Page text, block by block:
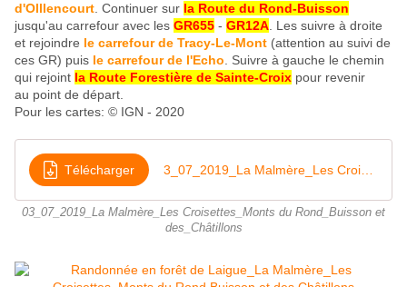
d'Olllencourt . Continuer sur la Route du Rond-Buisson
jusqu'au carrefour avec les GR655 - GR12A . Les suivre à droite
et rejoindre le carrefour de Tracy-Le-Mont (attention au suivi de
ces GR) puis le carrefour de l'Echo . Suivre à gauche le chemin
qui rejoint la Route Forestière de Sainte-Croix pour revenir
au point de départ.
Pour les cartes: © IGN - 2020
Télécharger
03_07_2019_La Malmère_Les Croisettes_Monts du Rond_Buisson et
des_Châtillons